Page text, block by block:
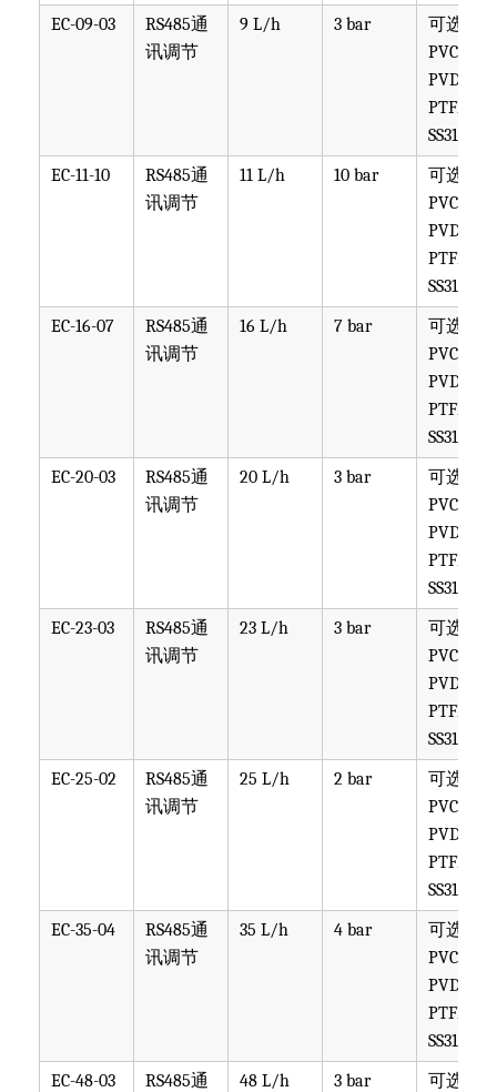
EC-09-03
RS485通
讯调节
9 L/h 3 bar
可选
PVC,
PVDF,
PTFE,
SS316
EC-11-10
RS485通
讯调节
11 L/h 10 bar
可选
PVC,
PVDF,
PTFE,
SS316
EC-16-07
RS485通
讯调节
16 L/h 7 bar
可选
PVC,
PVDF,
PTFE,
SS316
EC-20-03
RS485通
讯调节
20 L/h 3 bar
可选
PVC,
PVDF,
PTFE,
SS316
EC-23-03
RS485通
讯调节
23 L/h 3 bar
可选
PVC,
PVDF,
PTFE,
SS316
EC-25-02
RS485通
讯调节
25 L/h 2 bar
可选
PVC,
PVDF,
PTFE,
SS316
EC-35-04
RS485通
讯调节
35 L/h 4 bar
可选
PVC,
PVDF,
PTFE,
SS316
EC-48-03
RS485通
48 L/h 3 bar
可选